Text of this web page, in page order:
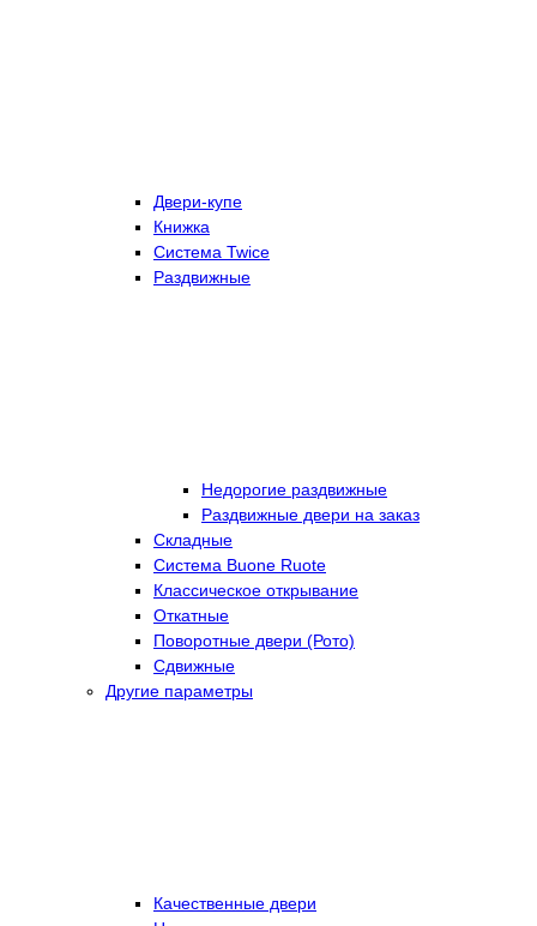
Двери-купе
Книжка
Система Twice
Раздвижные
Недорогие раздвижные
Раздвижные двери на заказ
Складные
Cистема Buone Ruote
Классическое открывание
Откатные
Поворотные двери (Рото)
Сдвижные
Другие параметры
Качественные двери